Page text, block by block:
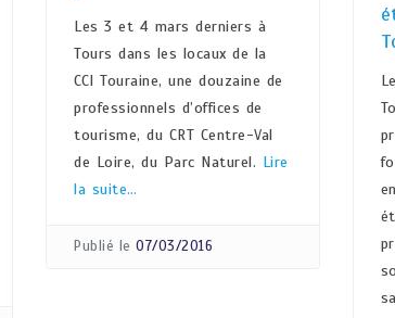
Les 3 et 4 mars derniers à
Tours dans les locaux de la
CCI Touraine, une douzaine de
professionnels d’offices de
tourisme, du CRT Centre-Val
de Loire, du Parc Naturel. Lire
la suite…
Publié le 07/03/2016